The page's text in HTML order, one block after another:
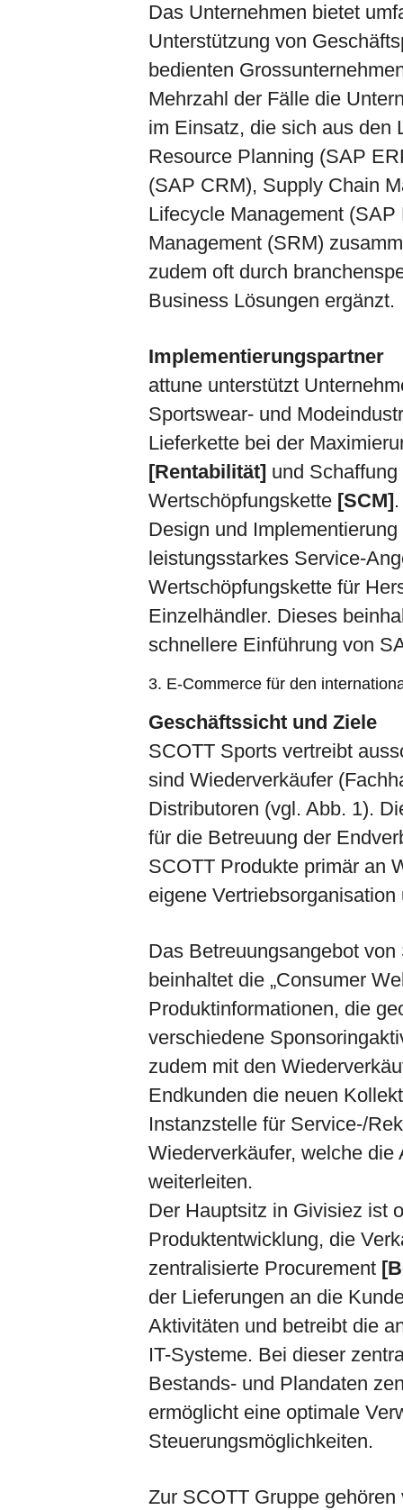
Das Unternehmen bietet
Unterstützung von
bedienten
Mehrzahl der Fälle die
im Einsatz, die sich aus den
Resource Planning (SAP
(SAP CRM), Supply Chain
Lifecycle Management
Management (SRM)
zudem oft durch
Business Lösungen ergänzt.
Implementierungspartner
attune unterstützt
Sportswear- und
Lieferkette bei der
[Rentabilität] und
Wertschöpfungskette [SCM]
Design und
leistungsstarkes Service-
Wertschöpfungskette für
Einzelhändler. Dieses
schnellere Einführung von
3. E-Commerce für den
Geschäftssicht und Ziele
SCOTT Sports vertreibt
sind Wiederverkäufer
Distributoren (vgl. Abb. 1).
für die Betreuung der
SCOTT Produkte primär an
eigene
Das Betreuungsangebot
beinhaltet die „Consumer
Produktinformationen, die
verschiedene
zudem mit den
Endkunden die neuen
Instanzstelle für Service-/
Wiederverkäufer, welche
weiterleiten.
Der Hauptsitz in Givisiez ist
Produktentwicklung, die
zentralisierte Procurement
der Lieferungen an die
Aktivitäten und betreibt die
IT-Systeme. Bei dieser
Bestands- und Plandaten
ermöglicht eine optimale
Steuerungsmöglichkeiten.
Zur SCOTT Gruppe